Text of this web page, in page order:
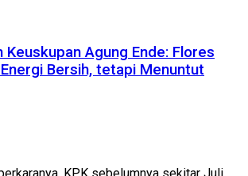
Keuskupan Agung Ende: Flores
Bersih, tetapi Menuntut